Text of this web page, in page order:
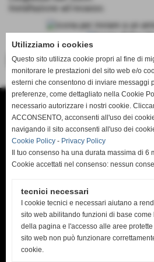
Installazione ad incasso.
<< precedente
V. A.
56010
tel. 050
WhatsApp
Utilizziamo i cookies
Questo sito utilizza cookie propri al fine di
monitorare le prestazioni del sito web e/o
esterni che consentono di inviare messaggi
preferenze, come dettagliato nella Cookie
necessario autorizzare i nostri cookie.
ACCONSENTO, acconsenti all'uso dei
navigando il sito acconsenti all'uso dei
Cookie Policy - Privacy Policy
Il tuo consenso ha una durata massima di 6
Cookie accettati nel consenso: nessun
tecnici necessari
I cookie tecnici e necessari aiutano a
sito web abilitando funzioni di base come
della pagina e l'accesso alle aree protette
sito web non può funzionare
cookie.